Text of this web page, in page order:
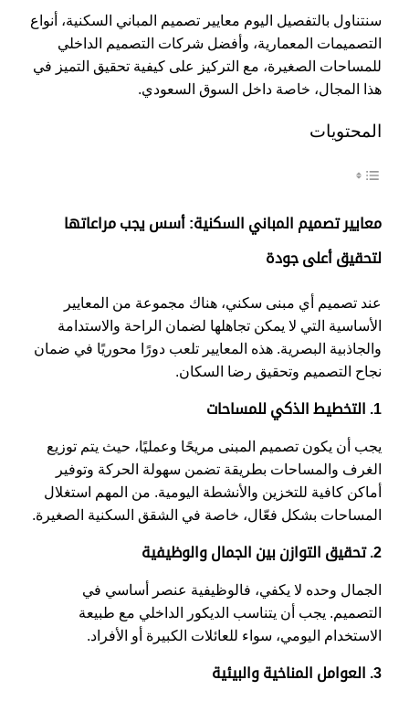
سنتناول بالتفصيل اليوم معايير تصميم المباني السكنية، أنواع
التصميمات المعمارية، وأفضل شركات التصميم الداخلي
للمساحات الصغيرة، مع التركيز على كيفية تحقيق التميز في
هذا المجال، خاصة داخل السوق السعودي.
المحتويات
معايير تصميم المباني السكنية: أسس يجب مراعاتها
لتحقيق أعلى جودة
عند تصميم أي مبنى سكني، هناك مجموعة من المعايير
الأساسية التي لا يمكن تجاهلها لضمان الراحة والاستدامة
والجاذبية البصرية. هذه المعايير تلعب دورًا محوريًا في ضمان
نجاح التصميم وتحقيق رضا السكان.
1. التخطيط الذكي للمساحات
يجب أن يكون تصميم المبنى مريحًا وعمليًا، حيث يتم توزيع
الغرف والمساحات بطريقة تضمن سهولة الحركة وتوفير
أماكن كافية للتخزين والأنشطة اليومية. من المهم استغلال
المساحات بشكل فعّال، خاصة في الشقق السكنية الصغيرة.
2. تحقيق التوازن بين الجمال والوظيفية
الجمال وحده لا يكفي، فالوظيفية عنصر أساسي في
التصميم. يجب أن يتناسب الديكور الداخلي مع طبيعة
الاستخدام اليومي، سواء للعائلات الكبيرة أو الأفراد.
3. العوامل المناخية والبيئية